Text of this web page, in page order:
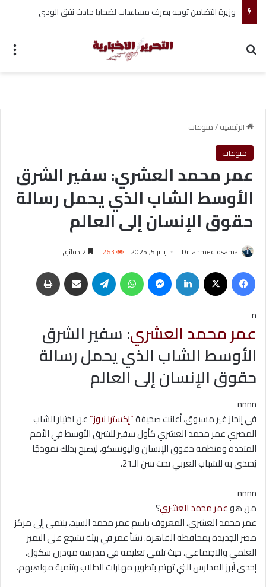
تفاصيل صفقة ديوماندي الأغلى في تاريخ ريال مدريد
الرئيسية/منوعات
منوعات
عمر محمد العشري: سفير الشرق
الأوسط الشاب الذي يحمل رسالة
حقوق الإنسان إلى العالم
Dr. ahmed osama يناير 5, 2025 263
فيسبوك لينكدإن ماسنجر واتساب تيلقرام مشاركة عبر البريد
n
عمر محمد العشري: سفير الشرق
الأوسط الشاب الذي يحمل رسالة
حقوق الإنسان إلى العالم
nnnn
في إنجاز غير مسبوق، أعلنت صحيفة“إكسترا نيوز”عن اختيار الشاب
المصري عمر محمد العشري كأول سفير للشرق الأوسط في الأمم
المتحدة ومنظمة حقوق الإنسان واليونسكو، ليصبح بذلك نموذجًا
يُحتذى به للشباب العربي تحت سن الـ21.
nnnn
من هوعمر محمد العشري؟
عمر محمد العشري، المعروف باسم عمر محمد السيد، ينتمي إلى مركز
مصر الجديدة بمحافظة القاهرة. نشأ عمر في بيئة تشجع على التميز
العلمي والاجتماعي، حيث تلقى تعليمه في مدرسة مودرن سكول،
إحدى أبرز المدارس التي تهتم بتطوير مهارات الطلاب وتنمية مواهبهم.